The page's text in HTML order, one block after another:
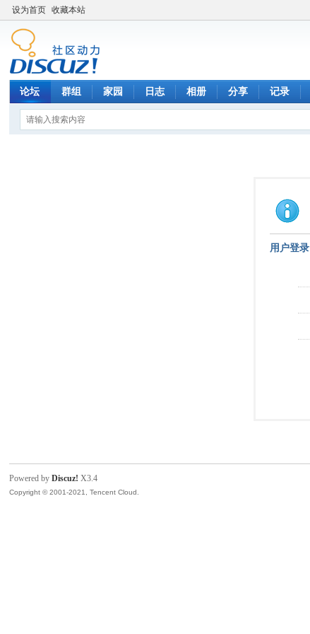
设为首页 收藏本站
论坛 群组 家园 日志 相册 分享 记录
用户登录
Powered byDiscuz! X3.4
Copyright © 2001-2021, Tencent Cloud.